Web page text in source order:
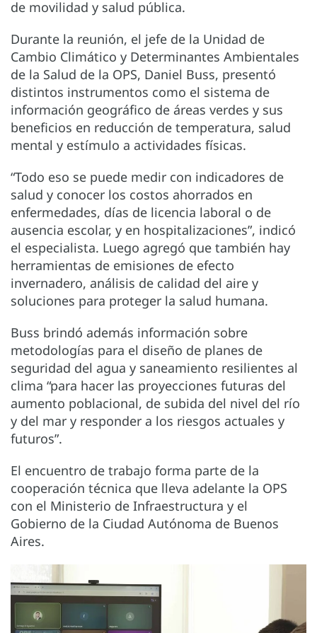
de movilidad y salud pública.
Durante la reunión, el jefe de la Unidad de
Cambio Climático y Determinantes Ambientales
de la Salud de la OPS, Daniel Buss, presentó
distintos instrumentos como el sistema de
información geográfico de áreas verdes y sus
beneficios en reducción de temperatura, salud
mental y estímulo a actividades físicas.
“Todo eso se puede medir con indicadores de
salud y conocer los costos ahorrados en
enfermedades, días de licencia laboral o de
ausencia escolar, y en hospitalizaciones”, indicó
el especialista. Luego agregó que también hay
herramientas de emisiones de efecto
invernadero, análisis de calidad del aire y
soluciones para proteger la salud humana.
Buss brindó además información sobre
metodologías para el diseño de planes de
seguridad del agua y saneamiento resilientes al
clima “para hacer las proyecciones futuras del
aumento poblacional, de subida del nivel del río
y del mar y responder a los riesgos actuales y
futuros”.
El encuentro de trabajo forma parte de la
cooperación técnica que lleva adelante la OPS
con el Ministerio de Infraestructura y el
Gobierno de la Ciudad Autónoma de Buenos
Aires.